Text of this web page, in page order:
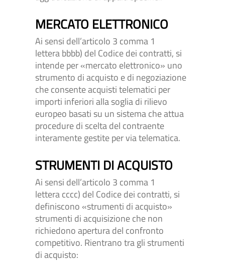
MERCATO ELETTRONICO
Ai sensi dell’articolo 3 comma 1
lettera bbbb) del Codice dei contratti, si
intende per «mercato elettronico» uno
strumento di acquisto e di negoziazione
che consente acquisti telematici per
importi inferiori alla soglia di rilievo
europeo basati su un sistema che attua
procedure di scelta del contraente
interamente gestite per via telematica.
STRUMENTI DI ACQUISTO
Ai sensi dell’articolo 3 comma 1
lettera cccc) del Codice dei contratti, si
definiscono «strumenti di acquisto»
strumenti di acquisizione che non
richiedono apertura del confronto
competitivo. Rientrano tra gli strumenti
di acquisto: